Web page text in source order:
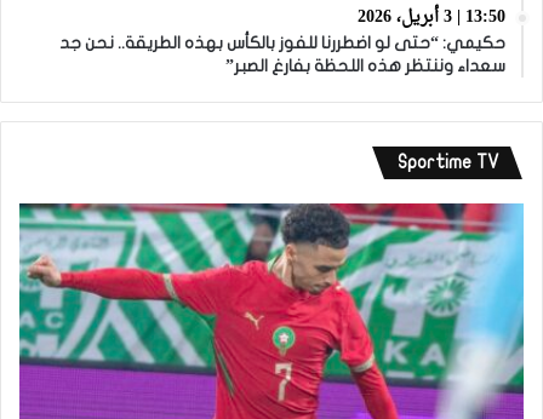
13:50 | 3 أبريل، 2026
حكيمي: “حتى لو اضطررنا للفوز بالكأس بهذه الطريقة.. نحن جد
سعداء وننتظر هذه اللحظة بفارغ الصبر”
Sportime TV